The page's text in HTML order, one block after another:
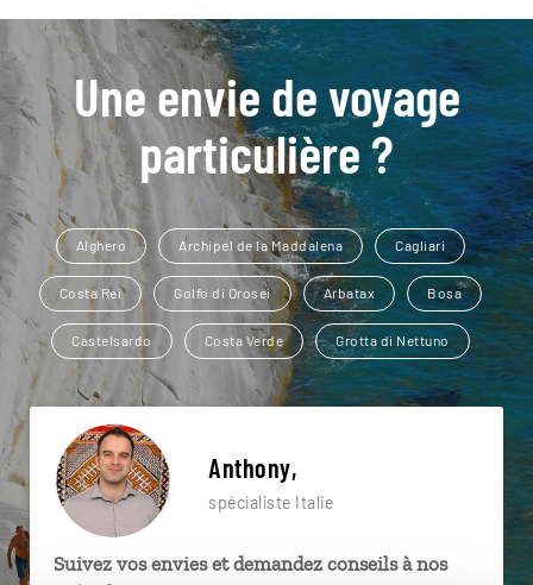
Une envie de voyage
particulière ?
Alghero Archipel de la Maddalena Cagliari
Costa Rei Golfo di Orosei Arbatax Bosa
Castelsardo Costa Verde Grotta di Nettuno
Anthony,
spécialiste Italie
Suivez vos envies et demandez conseils à nos